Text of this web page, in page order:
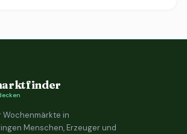
Wochenmärkte in
Menschen, Erzeuger und